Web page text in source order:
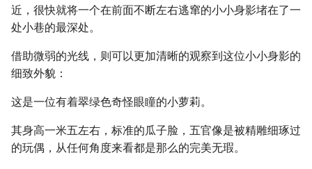
近，很快就将一个在前面不断左右逃窜的小小身影堵在了一
处小巷的最深处。
借助微弱的光线，则可以更加清晰的观察到这位小小身影的
细致外貌：
这是一位有着翠绿色奇怪眼瞳的小萝莉。
其身高一米五左右，标准的瓜子脸，五官像是被精雕细琢过
的玩偶，从任何角度来看都是那么的完美无瑕。